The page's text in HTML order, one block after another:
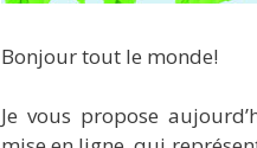
Bonjour tout le monde!
Je vous propose